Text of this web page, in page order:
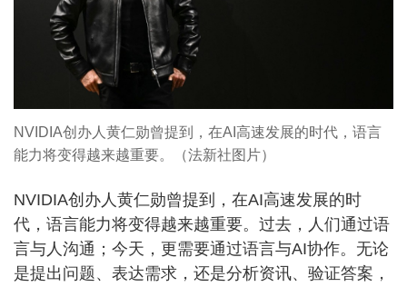
NVIDIA创办人黄仁勋曾提到，在AI高速发展的时代，语言
能力将变得越来越重要。（法新社图片）
NVIDIA创办人黄仁勋曾提到，在AI高速发展的时
代，语言能力将变得越来越重要。过去，人们通过语
言与人沟通；今天，更需要通过语言与AI协作。无论
是提出问题、表达需求，还是分析资讯、验证答案，